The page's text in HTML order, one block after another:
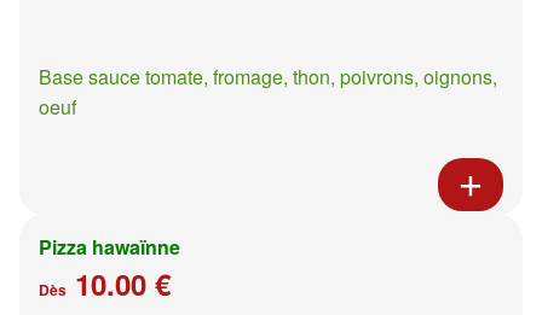
Base sauce tomate, fromage, thon, poivrons, oignons,
oeuf
Pizza hawaïnne
Dès 10.00 €